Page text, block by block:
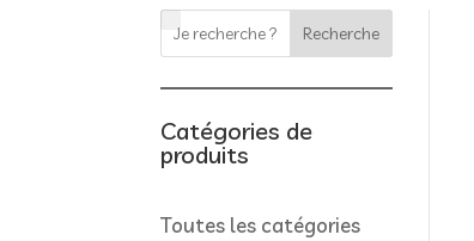
Recherche
Catégories de
produits
Toutes les catégories